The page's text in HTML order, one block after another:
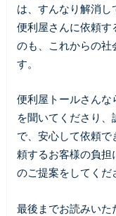
は、すんなり解消し
便利屋さんに依頼す
のも、これからの社
す。
便利屋トールさんな
を聞いてくださり
で、安心して依頼
頼するお客様の負
のご提案をしてくだ
最後までお読みいた